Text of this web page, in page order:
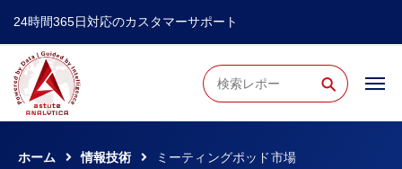
24時間365日対応のカスタマーサポート
⚲
ホーム 情報技術 ミーティングポッド市場